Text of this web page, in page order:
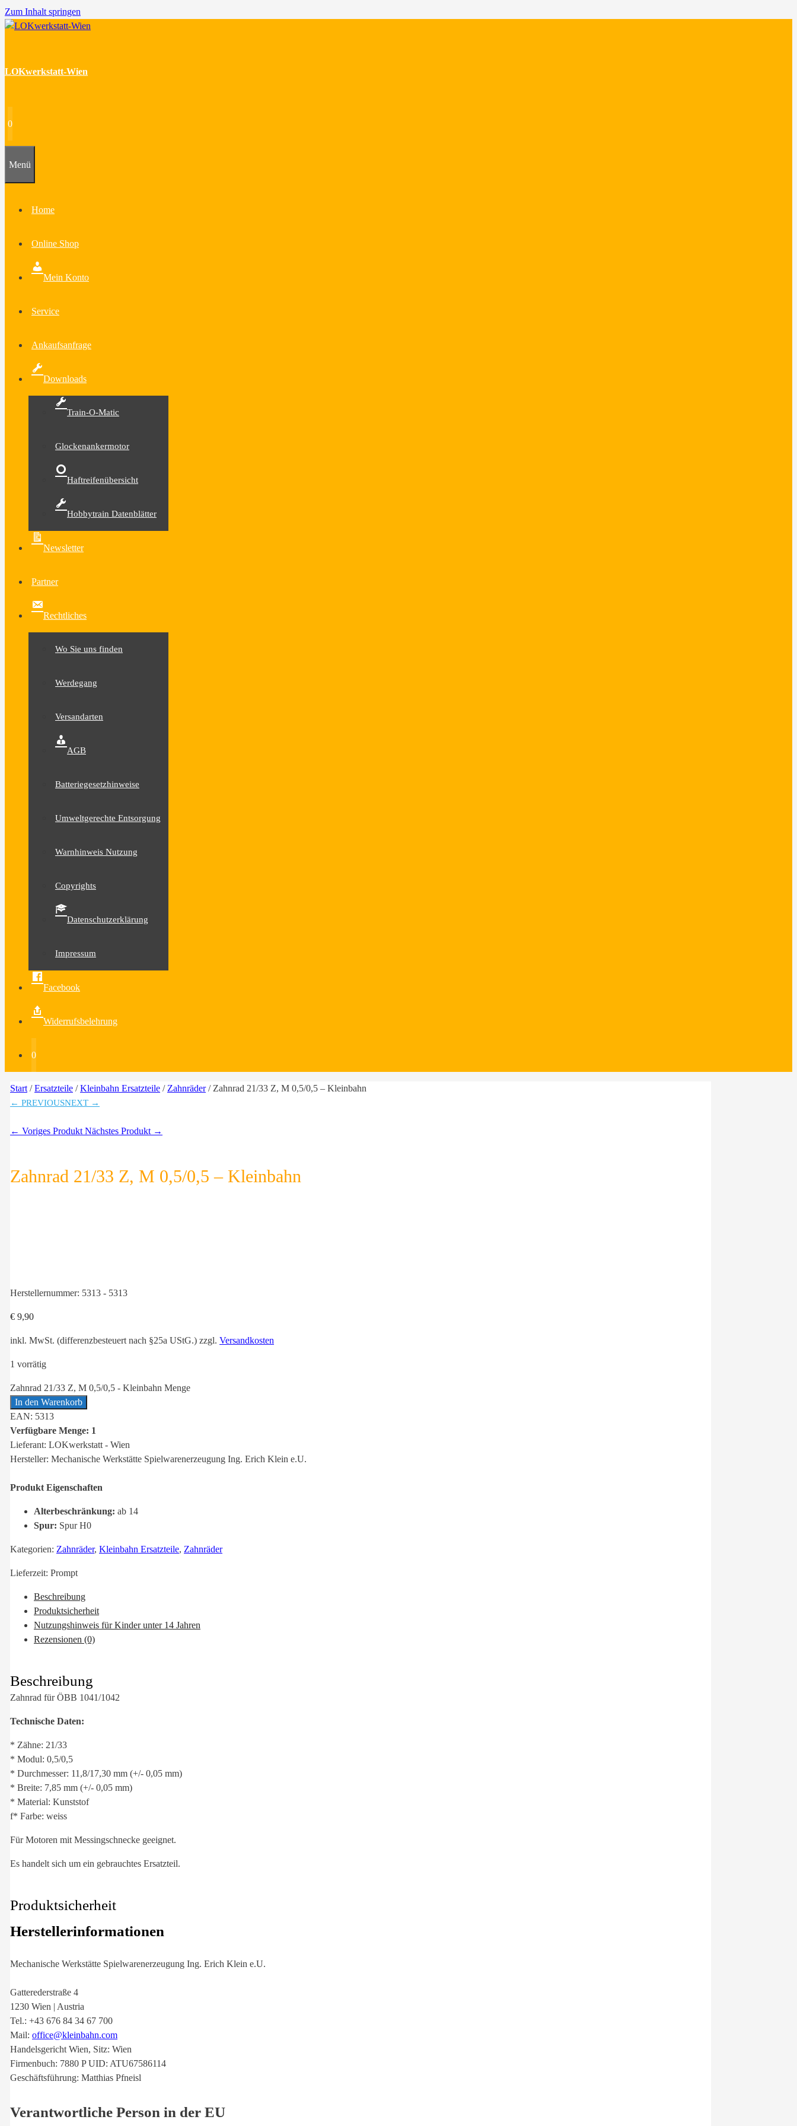
Zum Inhalt springen
LOKwerkstatt-Wien
0
Menü
Home
Online Shop
Mein Konto
Service
Ankaufsanfrage
Downloads
Train-O-Matic
Glockenankermotor
Haftreifenübersicht
Hobbytrain Datenblätter
Newsletter
Partner
Rechtliches
Wo Sie uns finden
Werdegang
Versandarten
AGB
Batteriegesetzhinweise
Umweltgerechte Entsorgung
Warnhinweis Nutzung
Copyrights
Datenschutzerklärung
Impressum
Facebook
Widerrufsbelehrung
0
Start /Ersatzteile /Kleinbahn Ersatzteile / Zahnräder/ Zahnrad 21/33 Z, M 0,5/0,5 – Kleinbahn
← PREVIOUSNEXT →
← Voriges Produkt Nächstes Produkt →
Zahnrad 21/33 Z, M 0,5/0,5 – Kleinbahn
Herstellernummer: 5313 - 5313
€ 9,90
inkl. MwSt. (differenzbesteuert nach §25a UStG.) zzgl. Versandkosten
1 vorrätig
Zahnrad 21/33 Z, M 0,5/0,5 - Kleinbahn Menge
In den Warenkorb
EAN: 5313
Verfügbare Menge: 1
Lieferant: LOKwerkstatt - Wien
Hersteller: Mechanische Werkstätte Spielwarenerzeugung Ing. Erich Klein e.U.
Produkt Eigenschaften
Alterbeschränkung: ab 14
Spur: Spur H0
Kategorien: Zahnräder, Kleinbahn Ersatzteile, Zahnräder
Lieferzeit: Prompt
Beschreibung
Produktsicherheit
Nutzungshinweis für Kinder unter 14 Jahren
Rezensionen (0)
Beschreibung
Zahnrad für ÖBB 1041/1042
Technische Daten:
* Zähne: 21/33
* Modul: 0,5/0,5
* Durchmesser: 11,8/17,30 mm (+/- 0,05 mm)
* Breite: 7,85 mm (+/- 0,05 mm)
* Material: Kunststof
f* Farbe: weiss
Für Motoren mit Messingschnecke geeignet.
Es handelt sich um ein gebrauchtes Ersatzteil.
Produktsicherheit
Herstellerinformationen
Mechanische Werkstätte Spielwarenerzeugung Ing. Erich Klein e.U.
Gatterederstraße 4
1230 Wien | Austria
Tel.: +43 676 84 34 67 700
Mail: office@kleinbahn.com
Handelsgericht Wien, Sitz: Wien
Firmenbuch: 7880 P UID: ATU67586114
Geschäftsführung: Matthias Pfneisl
Verantwortliche Person in der EU